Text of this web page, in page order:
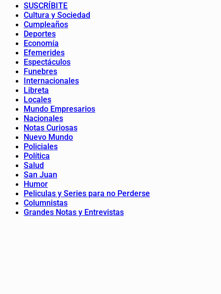
SUSCRÍBITE
Cultura y Sociedad
Cumpleaños
Deportes
Economía
Efemerides
Espectáculos
Funebres
Internacionales
Libreta
Locales
Mundo Empresarios
Nacionales
Notas Curiosas
Nuevo Mundo
Policiales
Política
Salud
San Juan
Humor
Peliculas y Series para no Perderse
Columnistas
Grandes Notas y Entrevistas